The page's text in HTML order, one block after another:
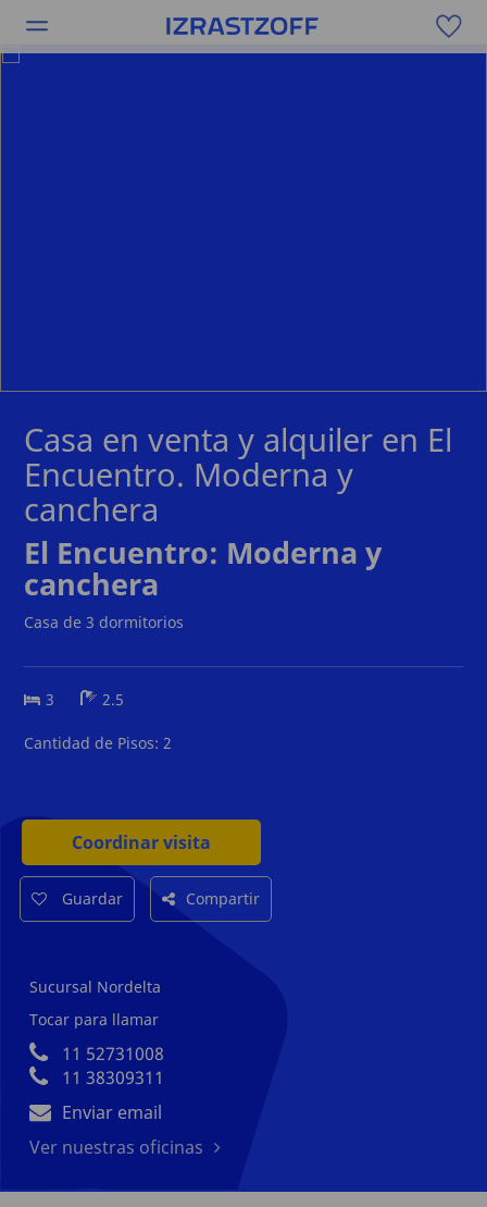
Casa en venta y alquiler en El
Encuentro. Moderna y
canchera
El Encuentro: Moderna y
canchera
Casa de 3 dormitorios
3 2.5
Cantidad de Pisos:2
Coordinar visita
Guardar Compartir
Sucursal Nordelta
Tocar para llamar
11 52731008
11 38309311
Enviar email
Ver nuestras oficinas